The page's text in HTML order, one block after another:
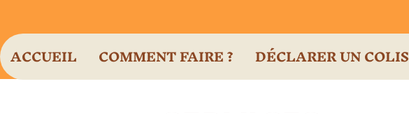
ACCUEIL COMMENT FAIRE ? DÉCLARER UN COLIS